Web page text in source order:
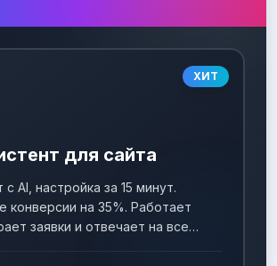
ХИТ
для сайта
с AI, настройка за 15 минут.
конверсии на 35%. Работает
заявки и отвечает на все